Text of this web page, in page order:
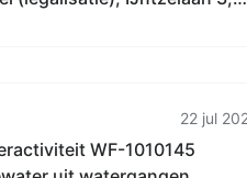
22 jul
WF-1010145